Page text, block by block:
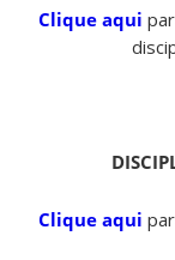
Clique aqui
Clique aqui